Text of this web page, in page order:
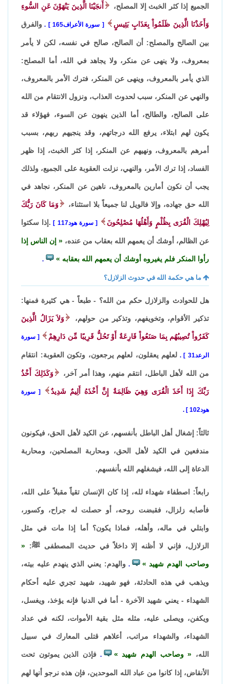
الجميع إذا كثر الخبث إلا المصلح، أَنجَيْنَا الَّذِينَ يَنْهَوْنَ عَنِ السُّوءِ
وَأَخَذْنَا الَّذِينَ ظَلَمُواْ بِعَذَابٍ بَئِيسٍ سورة الأعراف165 . والفرق
بين الصالح والمصلح: أن الصالح، صالح في نفسه، لكن لا يأمر
بمعروف، ولا ينهى عن منكر، ولا يجاهد في الله، أما المصلح:
الذي يأمر بالمعروف، وينهى عن المنكر، فترك الأمر بالمعروف،
والنهي عن المنكر، سبب لحدوث العذاب، ونزول الانتقام من الله
على الصالح، والطالح، أما الذين ينهون عن السوء، فهؤلاء قد
يكون لهم ابتلاء، يرفع الله درجاتهم، وقد ينجيهم ربهم، بسبب
أمرهم بالمعروف، ونهيهم عن المنكر، إذا كثر الخبث، إذا ظهر
الفساد، إذا ترك الأمر، والنهي، نزلت العقوبة على الجميع، ولذلك
يجب أن نكون أمارين بالمعروف، ناهين عن المنكر، نجاهد في
الله حق جهاده، وإلا فالويل لنا جميعاً بلا استثناء، وَمَا كَانَ رَبُّكَ
لِيُهْلِكَ الْقُرَى بِظُلْمٍ وَأَهْلُهَا مُصْلِحُونَ سورة هود117 .إذا سكتوا
عن الظالم، أوشك أن يعمهم الله بعقاب من عنده، إن الناس إذا
رأوا المنكر فلم يغيروه أوشك أن يعمهم الله بعقابه .
ما هي حكمة الله في حدوث الزلازل؟
هل للحوادث والزلازل حكم من الله؟ - طبعاً - هي كثيرة فمنها:
تذكير الأقوام، وتخويفهم، وتذكير من حولهم، وَلاَ يَزَالُ الَّذِينَ
كَفَرُواْ تُصِيبُهُم بِمَا صَنَعُواْ قَارِعَةٌ أَوْ تَحُلُّ قَرِيبًا مِّن دَارِهِمْ سورة
الرعد31 . لعلهم يعقلون، لعلهم يرجعون، وتكون العقوبة: انتقام
من الله لأهل الباطل، انتقم منهم، وهذا أمر آخر، وَكَذَلِكَ أَخْذُ
رَبِّكَ إِذَا أَخَذَ الْقُرَى وَهِيَ ظَالِمَةٌ إِنَّ أَخْذَهُ أَلِيمٌ شَدِيدٌ سورة
هود102 .
ثالثاً: إشغال أهل الباطل بأنفسهم، عن الكيد لأهل الحق، فيكونون
مندفعين في الكيد لأهل الحق، ومحاربة المصلحين، ومحاربة
الدعاة إلى الله، فيشغلهم الله بأنفسهم.
رابعاً: اصطفاء شهداء لله، إذا كان الإنسان تقياً مقبلاً على الله،
فأصابه زلزال، فقبضت روحه، أو حصلت له جراح، وكسور،
وابتلي في ماله، وأهله، فماذا يكون؟ أما إذا مات في مثل
الزلازل، فإني لا أظنه إلا داخلاً في حديث المصطفى ﷺ:
وصاحب الهدم شهيد .والهدم: يعني الذي ينهدم عليه بيته،
ويذهب في هذه الحادثة، فهو شهيد، شهيد تجري عليه أحكام
الشهداء - يعني شهيد الآخرة - أما في الدنيا فإنه يؤخذ، ويغسل،
ويكفن، ويصلى عليه، مثله مثل بقية الأموات، لكنه في عداد
الشهداء، والشهداء مراتب، أعلاهم قتلى المعارك في سبيل
الله، وصاحب الهدم شهيد . فإذن الذين يموتون تحت
الأنقاض، إذا كانوا من عباد الله الموحدين، فإن هذه نرجو أنها لهم